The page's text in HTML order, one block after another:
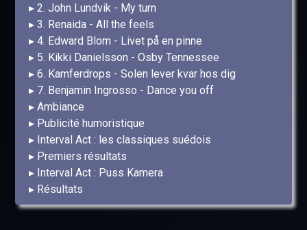
2. John Lundvik - My turn
3. Renaida - All the feels
4. Edward Blom - Livet på en pinne
5. Kikki Danielsson - Osby Tennessee
6. Kamferdrops - Solen lever kvar hos dig
7. Benjamin Ingrosso - Dance you off
Ambiance
Publicité humoristique
Interval Act : les classiques suédois
Premiers résultats
Interval Act : Puss Kamera
Résultats